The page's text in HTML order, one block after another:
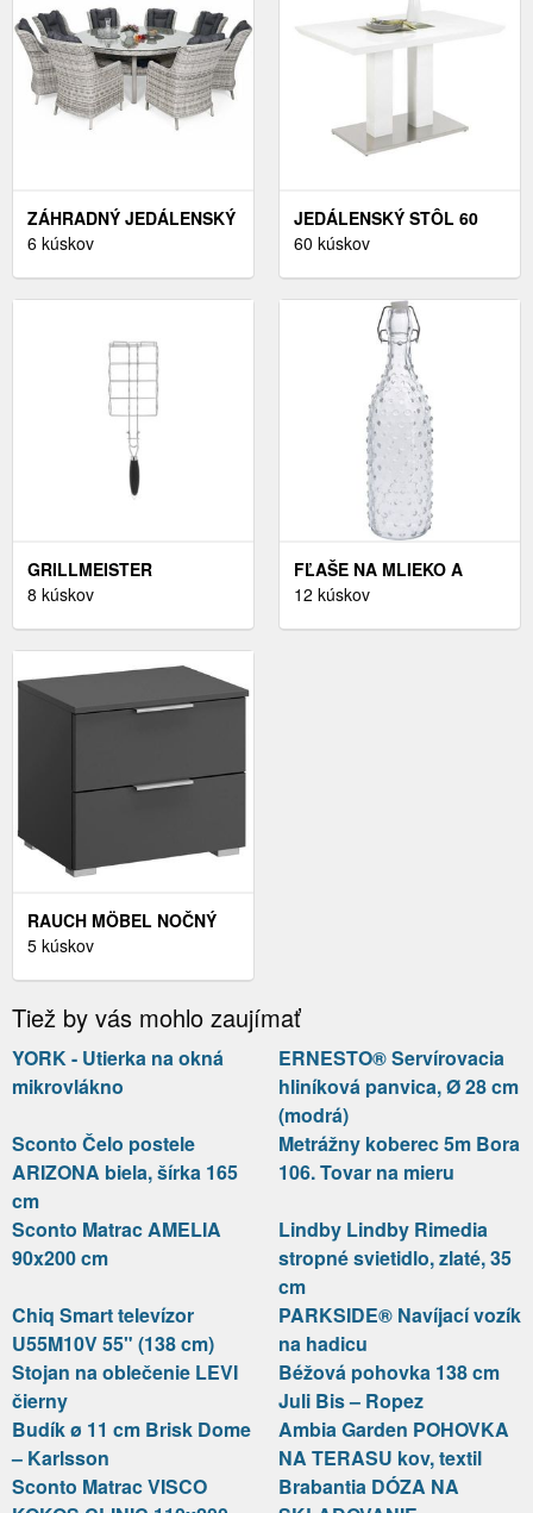
ZÁHRADNÝ JEDÁLENSKÝ
SET 8+1 POLYRATAN
6 kúskov
JEDÁLENSKÝ STÔL 60
CM BIELY
60 kúskov
GRILLMEISTER
PRÍSLUŠENSTVO NA
8 kúskov
FĽAŠE NA MLIEKO A
SIRUPY
12 kúskov
RAUCH MÖBEL NOČNÝ
STOLÍK, SIVÁ, 40/42/42
5 kúskov
Tiež by vás mohlo zaujímať
YORK - Utierka na okná
mikrovlákno
ERNESTO® Servírovacia
hliníková panvica, Ø 28 cm
(modrá)
Sconto Čelo postele
ARIZONA biela, šírka 165
cm
Metrážny koberec 5m Bora
106. Tovar na mieru
Sconto Matrac AMELIA
90x200 cm
Lindby Lindby Rimedia
stropné svietidlo, zlaté, 35
cm
Chiq Smart televízor
U55M10V 55" (138 cm)
PARKSIDE® Navíjací vozík
na hadicu
Stojan na oblečenie LEVI
čierny
Béžová pohovka 138 cm
Juli Bis – Ropez
Budík ø 11 cm Brisk Dome
– Karlsson
Ambia Garden POHOVKA
NA TERASU kov, textil
Sconto Matrac VISCO
Brabantia DÓZA NA